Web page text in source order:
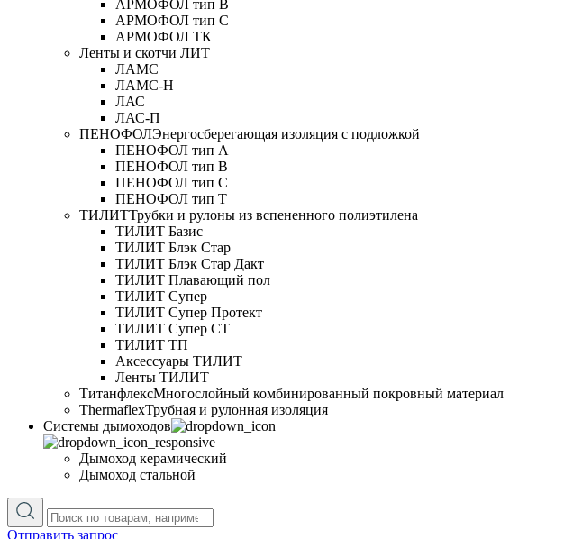
АРМОФОЛ тип В
АРМОФОЛ тип C
АРМОФОЛ ТК
Ленты и скотчи ЛИТ
ЛАМС
ЛАМС-Н
ЛАС
ЛАС-П
ПЕНОФОЛЭнергосберегающая изоляция с подложкой
ПЕНОФОЛ тип А
ПЕНОФОЛ тип B
ПЕНОФОЛ тип C
ПЕНОФОЛ тип T
ТИЛИТТрубки и рулоны из вспененного полиэтилена
ТИЛИТ Базис
ТИЛИТ Блэк Стар
ТИЛИТ Блэк Стар Дакт
ТИЛИТ Плавающий пол
ТИЛИТ Супер
ТИЛИТ Супер Протект
ТИЛИТ Супер СТ
ТИЛИТ ТП
Аксессуары ТИЛИТ
Ленты ТИЛИТ
ТитанфлексМногослойный комбинированный покровный материал
ThermaflexТрубная и рулонная изоляция
Cистемы дымоходов
Дымоход керамический
Дымоход стальной
Отправить запрос